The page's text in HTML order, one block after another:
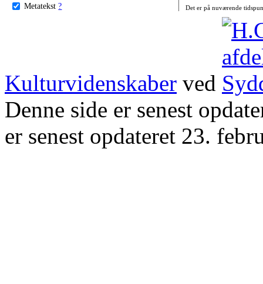
Metatekst ?
Det er på nuværende
Kulturvidenskaber ved
Denne side er senest
er senest opdateret 23.